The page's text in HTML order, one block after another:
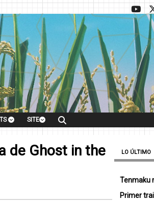
SITE
de Ghost in the
LO ÚLTIMO
Tenmaku
Primer